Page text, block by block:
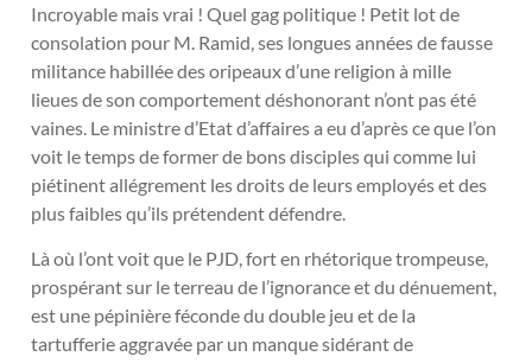
Incroyable mais vrai ! Quel gag politique ! Petit lot de
consolation pour M. Ramid, ses longues années de fausse
militance habillée des oripeauxd’une religion à mille
lieuesde son comportement déshonorant n’ont pas été
vaines. Le ministre d’Etat d’affaires a eu d’après ce que l’on
voit le temps de former de bons disciples qui comme lui
piétinent allégrement les droits de leurs employés et des
plus faibles qu’ils prétendent défendre.
Là où l’ont voit que le PJD, fort en rhétorique trompeuse,
prospérant sur le terreau de l’ignorance et du dénuement,
est une pépinière féconde du double jeu et de la
tartufferie aggravée par un manque sidérant de